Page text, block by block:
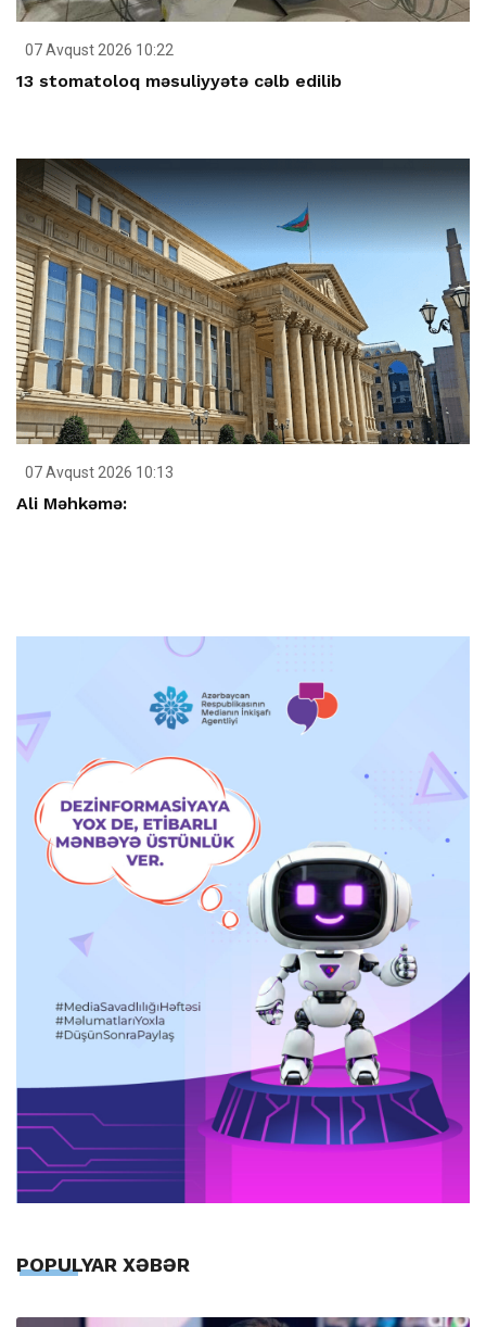
07 Avqust 2026 10:22
13 stomatoloq məsuliyyətə cəlb edilib
07 Avqust 2026 10:13
Ali Məhkəmə:
POPULYAR XƏBƏR